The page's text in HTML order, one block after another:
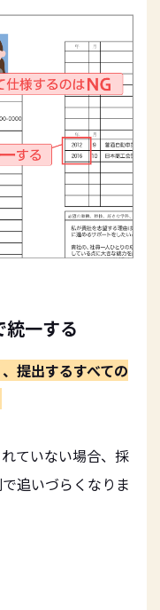
一する
提出するすべての
ていない場合、採
追いづらくなりま